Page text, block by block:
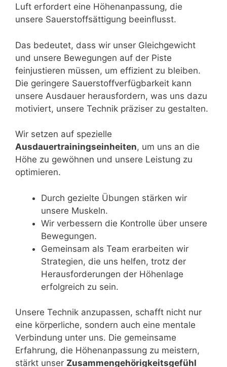
Luft erfordert eine Höhenanpassung, die
unsere Sauerstoffsättigung beeinflusst.
Das bedeutet, dass wir unser Gleichgewicht
und unsere Bewegungen auf der Piste
feinjustieren müssen, um effizient zu bleiben.
Die geringere Sauerstoffverfügbarkeit kann
unsere Ausdauer herausfordern, was uns dazu
motiviert, unsere Technik präziser zu gestalten.
Wir setzen auf spezielle
Ausdauertrainingseinheiten, um uns an die
Höhe zu gewöhnen und unsere Leistung zu
optimieren.
Durch gezielte Übungen stärken wir
unsere Muskeln.
Wir verbessern die Kontrolle über unsere
Bewegungen.
Gemeinsam als Team erarbeiten wir
Strategien, die uns helfen, trotz der
Herausforderungen der Höhenlage
erfolgreich zu sein.
Unsere Technik anzupassen, schafft nicht nur
eine körperliche, sondern auch eine mentale
Verbindung unter uns. Die gemeinsame
Erfahrung, die Höhenanpassung zu meistern,
stärkt unser Zusammengehörigkeitsgefühl